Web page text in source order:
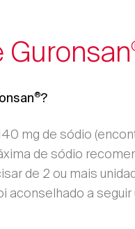
Guronsan
®?
mg de sódio
de sódio
de 2 ou mais
aconselhado a seguir